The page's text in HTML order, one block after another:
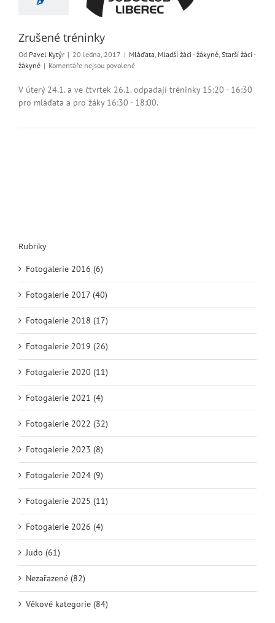
žáci - žákyně
Zrušené tréninky
Od Pavel Kytýr | 20 ledna, 2017 | Mláďata, Mladší žáci - žákyně, Starší žáci -
žákyně | Komentáře nejsou povolenéu
s
názvem
V úterý 24.1. a ve čtvrtek 26.1. odpadají tréninky 15:20 - 16:30
pro mláďata a pro žáky 16:30 - 18:00.
Rubriky
Fotogalerie 2016 (6)
Fotogalerie 2017 (40)
Fotogalerie 2018 (17)
Fotogalerie 2019 (26)
Fotogalerie 2020 (11)
Fotogalerie 2021 (4)
Fotogalerie 2022 (32)
Fotogalerie 2023 (8)
Fotogalerie 2024 (9)
Fotogalerie 2025 (11)
Fotogalerie 2026 (4)
Judo (61)
Nezařazené (82)
Věkové kategorie (84)